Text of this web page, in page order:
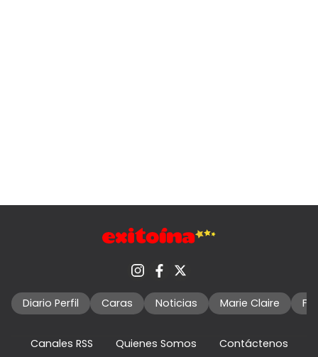
Diario Perfil Caras Noticias Marie Claire
Canales RSS Quienes Somos Contáctenos